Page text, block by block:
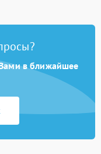
в ближайшее